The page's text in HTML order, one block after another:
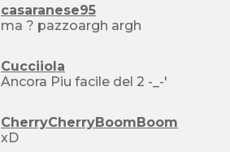
casaranese95
ma ? pazzoargh argh
Cucciiola
Ancora Piu facile del 2 -_-'
CherryCherryBoomBoom
xD